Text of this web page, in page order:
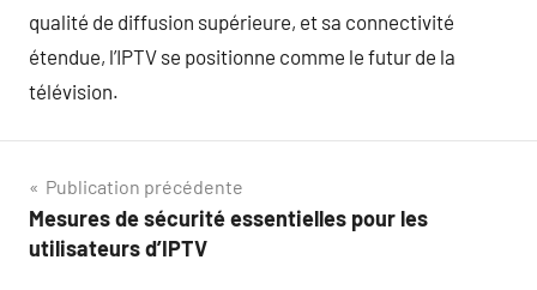
qualité de diffusion supérieure, et sa connectivité
étendue, l’IPTV se positionne comme le futur de la
télévision.
Navigation
de
Publication précédente
Mesures de sécurité essentielles pour les
utilisateurs d’IPTV